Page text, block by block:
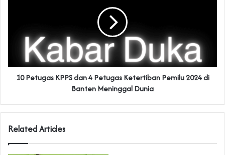
10 Petugas KPPS dan 4 Petugas Ketertiban Pemilu 2024 di
Banten Meninggal Dunia
Related Articles